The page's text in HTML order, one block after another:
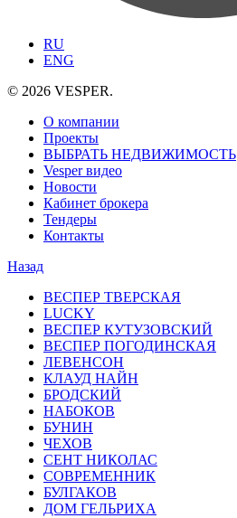
RU
ENG
© 2026 VESPER.
О компании
Проекты
ВЫБРАТЬ НЕДВИЖИМОСТЬ
Vesper видео
Новости
Кабинет брокера
Тендеры
Контакты
Назад
ВЕСПЕР ТВЕРСКАЯ
LUCKY
ВЕСПЕР КУТУЗОВСКИЙ
ВЕСПЕР ПОГОДИНСКАЯ
ЛЕВЕНСОН
КЛАУД НАЙН
БРОДСКИЙ
НАБОКОВ
БУНИН
ЧЕХОВ
СЕНТ НИКОЛАС
СОВРЕМЕННИК
БУЛГАКОВ
ДОМ ГЕЛЬРИХА